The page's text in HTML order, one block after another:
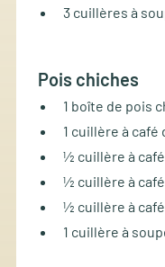
3 cuillères à
Pois chiches
1 boîte de pois
1 cuillère à café
½ cuillère à
½ cuillère à
½ cuillère à
1 cuillère à